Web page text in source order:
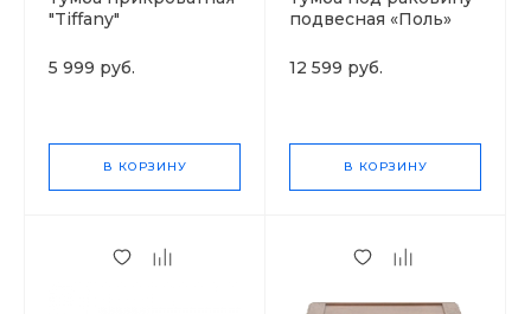
"Tiffany"
5 999 руб.
В КОРЗИНУ
подвесная «Поль»
12 599 руб.
В КОРЗИНУ